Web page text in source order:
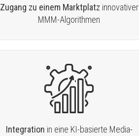
Zugang zu einem Marktplatz innovativer
MMM-Algorithmen
Integration in eine KI-basierte Media-